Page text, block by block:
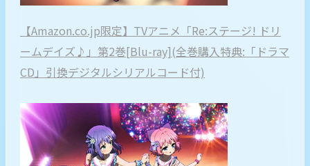
【Amazon.co.jp限定】TVアニメ「Re:ステージ! ドリ
ームデイズ♪」第2巻[Blu-ray](全巻購入特典:「ドラマ
CD」引換デジタルシリアルコード付)